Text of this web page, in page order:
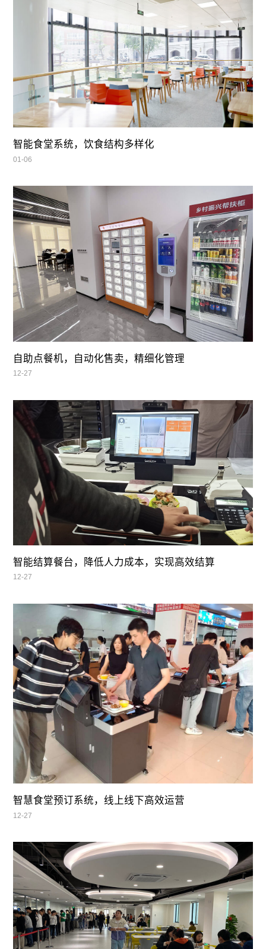
智能食堂系统，饮食结构多样化
01-06
自助点餐机，自动化售卖，精细化管理
12-27
智能结算餐台，降低人力成本，实现高效结算
12-27
智慧食堂预订系统，线上线下高效运营
12-27